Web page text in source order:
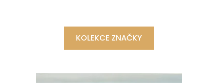
KOLEKCE ZNAČKY